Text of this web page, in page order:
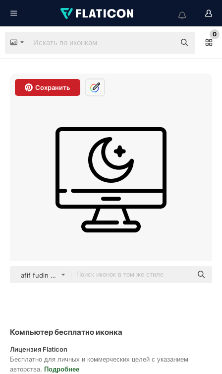
0
Сохранить
afif fudin black outline
Компьютер бесплатно иконка
Лицензия Flaticon
Бесплатно для личных и коммерческих целей с указанием
авторства. Подробнее